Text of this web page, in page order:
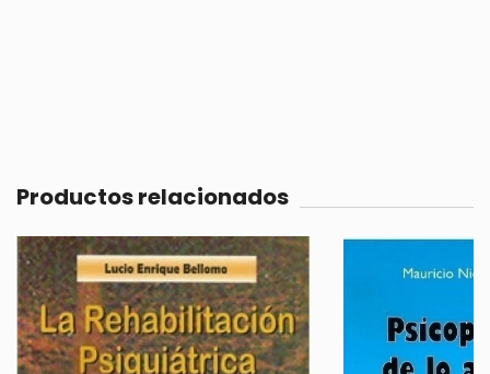
Productos relacionados